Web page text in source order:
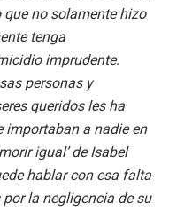
no solamente hizo
tenga
imprudente.
personas y
queridos les ha
importaban a nadie en
igual’ de Isabel
hablar con esa falta
la negligencia de su